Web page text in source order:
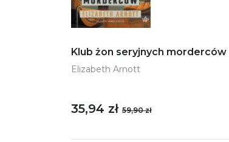
Klub żon seryjnych morderców
Elizabeth Arnott
35,94 zł 59,90 zł